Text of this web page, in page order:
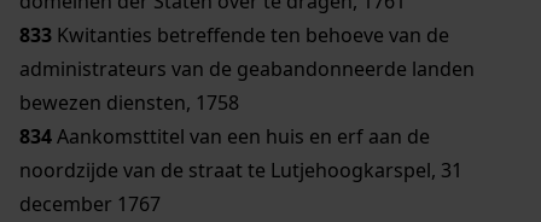
833 Kwitanties betreffende ten behoeve van de
administrateurs van de geabandonneerde landen
bewezen diensten, 1758
834Aankomsttitel van een huis en erf aan de
noordzijde van de straat te Lutjehoogkarspel, 31
december 1767